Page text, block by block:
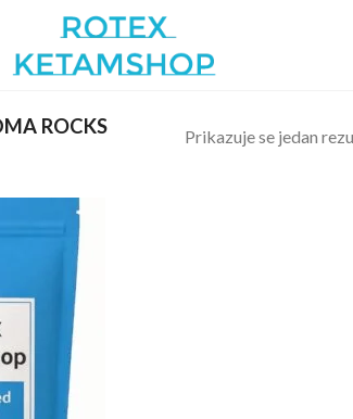
ROCKS
Prikazuje se jedan
Add to
wishlist